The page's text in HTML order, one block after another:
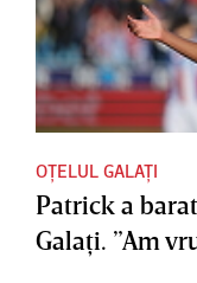
OȚELUL GALAȚI
Patrick a
Galaţi. ”Am